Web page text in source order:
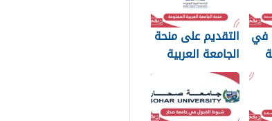
في
التقديم على منحة
الجامعة العربية
المفتوحة سلطنة
عمان 2026